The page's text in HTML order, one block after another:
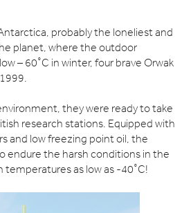
probably the loneliest and
planet, where the outdoor
– 60˚C in winter, four brave Orwak
they were ready to take
research stations. Equipped with
and low freezing point oil, the
endure the harsh conditions in the
temperatures as low as -40˚C!